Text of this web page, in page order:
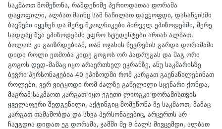
საკმაოთ მომეწონა, რამდენიმე პერიოდათაა დორამა
დაყოფილი, ალბათ მაინც სამ ნაწილათ დავყოფდი, დასაწყისში
ბავშები იყვნენ და მერე შკოლნიკები პირველ ეპიზოდებში, მერე
სადღაც შვა ეპიზოდებში უფრო სტუდენტები არიან ალბათ,
ბოლოს კი გაიზრდებიან, თან ოჯახის წევრების გარდა დორამაში
დიდი როლი ეთმობა კიდე გოგოს ორ პადრუგას და მაგ ორი
გოგოს დედ-მამაც იყო არაერთხელ ეკრანზე, ანუ საკმარისზე
ბევრი პერსონაჟებია 40 ეპიზოდში რომ კარგათ გაენაწილებინათ
როლები, ვერ ვიტყოდი რომ ძალზე გაწელილი სცენარი ქონდა,
მაგრამ საკმაოთ კარგათ იყო ეგეთი ლიოგკი დორამისთვის
ყველაფერი შედგენილი, აქტინგიც მომეწონა მე საკმაოთ, მამაც
კარგათ თამაშობდა და სხვა პერსონაჟებიც, არცერთს არ
ჩაუგდია დიდათ ეგ დორამა, ჯამში მე 9 ბალს მივცემდი, ალბათ